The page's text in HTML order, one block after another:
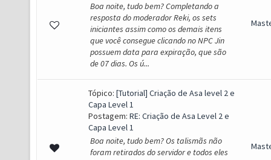
Boa noite, tudo bem? Completando a
resposta do moderador Reki, os sets
iniciantes assim como os demais itens
que você consegue clicando no NPC Jin
possuem data para expiração, que são
de 07 dias. Os ú...
Tópico: [Tutorial] Criação de Asa level 2 e
Capa Level 1
Postagem: RE: Criação de Asa Level 2 e
Capa Level 1
Boa noite, tudo bem? Os talismãs não
foram retirados do servidor e todos eles